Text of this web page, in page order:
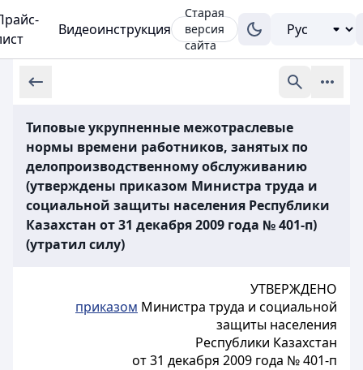
Видеоинструкция
Старая
версия
сайта
Типовые укрупненные межотраслевые
нормы времени работников, занятых по
делопроизводственному обслуживанию
(утверждены приказом Министра труда и
социальной защиты населения Республики
Казахстан от 31 декабря 2009 года № 401-п)
(утратил силу)
УТВЕРЖДЕНО
приказом Министра труда и социальной
защиты населения
Республики Казахстан
от 31 декабря 2009 года № 401-п